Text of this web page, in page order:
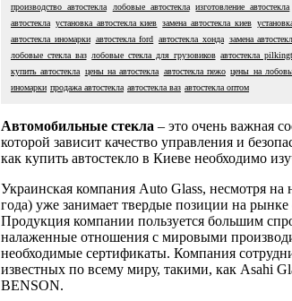
производство автостекла
лобовые автостекла изготовление автостекла
автостекла установка автостекла киев замена автостекла киев
автостекла иномарки автостекла ford автостекла хонда замена
лобовые стекла ваз лобовые стекла для грузовиков автостекла
купить автостекла цены на автостекла автостекла пежо цены на
иномарки продажа автостекла автостекла ваз автостекла оптом
Автомобильные стекла – это очень важная
которой зависит качество управления и
как купить автостекло в Киеве необходимо
Украинская компания Auto Glass, несмотря на
года) уже занимает твердые позиции на
Продукция компании пользуется большим
налаженные отношения с мировыми
необходимые сертификаты. Компания
известных по всему миру, такими, как Asahi
BENSON.